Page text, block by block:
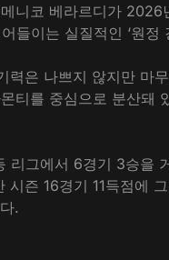
니코 베라르디가
들이는 실질적인 ‘원
력은 나쁘지 않지만
티를 중심으로 분산돼
그에서 6경기 3승을
즌 16경기 11득점에
.​